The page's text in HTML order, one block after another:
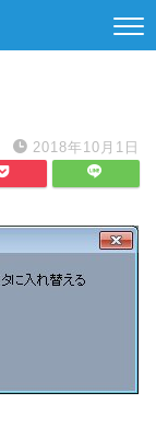
2018年10月1日